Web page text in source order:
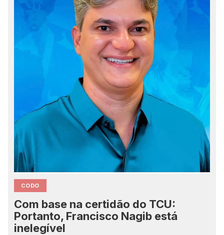
CODO
Com base na certidão do TCU:
Portanto, Francisco Nagib está
inelegível